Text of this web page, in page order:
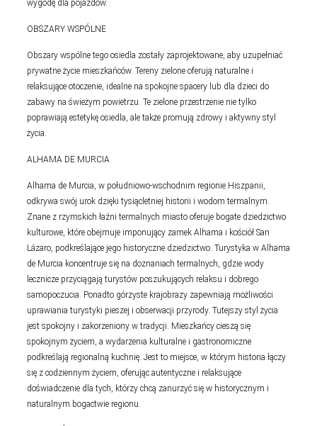
wygodę dla pojazdów.
OBSZARY WSPÓLNE
Obszary wspólne tego osiedla zostały zaprojektowane, aby uzupełniać
prywatne życie mieszkańców. Tereny zielone oferują naturalne i
relaksujące otoczenie, idealne na spokojne spacery lub dla dzieci do
zabawy na świeżym powietrzu. Te zielone przestrzenie nie tylko
poprawiają estetykę osiedla, ale także promują zdrowy i aktywny styl
życia.
ALHAMA DE MURCIA
Alhama de Murcia, w południowo-wschodnim regionie Hiszpanii,
odkrywa swój urok dzięki tysiącletniej historii i wodom termalnym.
Znane z rzymskich łaźni termalnych miasto oferuje bogate dziedzictwo
kulturowe, które obejmuje imponujący zamek Alhama i kościół San
Lázaro, podkreślające jego historyczne dziedzictwo. Turystyka w Alhama
de Murcia koncentruje się na doznaniach termalnych, gdzie wody
lecznicze przyciągają turystów poszukujących relaksu i dobrego
samopoczucia. Ponadto górzyste krajobrazy zapewniają możliwości
uprawiania turystyki pieszej i obserwacji przyrody. Tutejszy styl życia
jest spokojny i zakorzeniony w tradycji. Mieszkańcy cieszą się
spokojnym życiem, a wydarzenia kulturalne i gastronomiczne
podkreślają regionalną kuchnię. Jest to miejsce, w którym historia łączy
się z codziennym życiem, oferując autentyczne i relaksujące
doświadczenie dla tych, którzy chcą zanurzyć się w historycznym i
naturalnym bogactwie regionu.